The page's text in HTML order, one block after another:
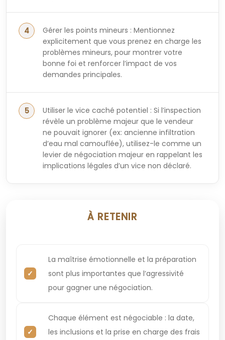
Gérer les points mineurs : Mentionnez
explicitement que vous prenez en charge les
problèmes mineurs, pour montrer votre
bonne foi et renforcer l’impact de vos
demandes principales.
Utiliser le vice caché potentiel : Si l’inspection
révèle un problème majeur que le vendeur
ne pouvait ignorer (ex: ancienne infiltration
d’eau mal camouflée), utilisez-le comme un
levier de négociation majeur en rappelant les
implications légales d’un vice non déclaré.
À RETENIR
La maîtrise émotionnelle et la préparation
sont plus importantes que l’agressivité
pour gagner une négociation.
Chaque élément est négociable : la date,
les inclusions et la prise en charge des frais